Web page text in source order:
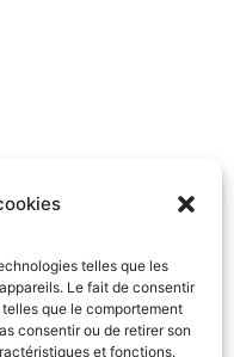
telles que les
Le fait de consentir
que le comportement
consentir ou de retirer son
et fonctions.